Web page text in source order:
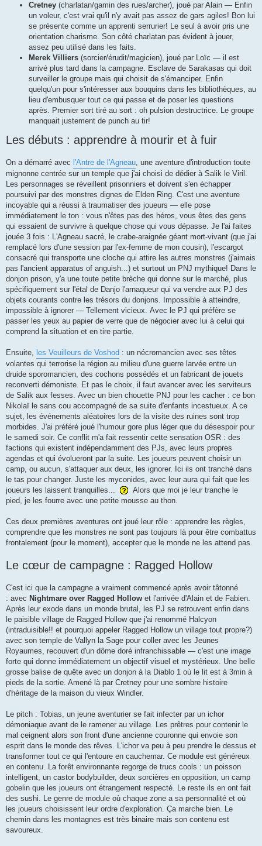
Cretney (charlatan/gamin des rues/archer), joué par Alain — Enfin
un voleur, c'est vrai qu'il n'y avait pas assez de gars agiles! Bon lui
se présente comme un apprenti serrurier! Le seul à avoir pris une
orientation charisme. Son côté charlatan pas évident à jouer,
assez peu utilisé dans les faits.
Merek Villiers (sorcier/érudit/magicien), joué par Loïc — il est
arrivé plus tard dans la campagne. Esclave de Sarakasas qui doit
surveiller le groupe mais qui choisit de s'émanciper. Enfin
quelqu'un pour s'intéresser aux bouquins dans les bibliothèques, au
lieu d'embusquer tout ce qui passe et de poser les questions
après. Premier sort tiré au sort : oh pulsion destructrice. Le groupe
manquait justement de punch au tir!
Les débuts : apprendre à mourir et à fuir
On a démarré avec l'Antre de l'Agneau, une aventure d'introduction toute
mignonne centrée sur un temple que j'ai choisi de dédier à Salik le Viril.
Les personnages se réveillent prisonniers et doivent s'en échapper
poursuivi par des monstres dignes de Elden Ring. C'est une aventure
incoyable qui a réussi à traumatiser des joueurs — elle pose
immédiatement le ton : vous n'êtes pas des héros, vous êtes des gens
qui essaient de survivre à quelque chose qui vous dépasse. Je l'ai faites
jouée 3 fois : L'Agneau sacré, le crabe-araignée géant mort-vivant (que j'ai
remplacé lors d'une session par l'ex-femme de mon cousin), l'escargot
consacré qui transporte une cloche qui attire les autres monstres (j'aimais
pas l'ancient apparatus of anguish...) et surtout un PNJ mythique! Dans le
donjon prison, y'a une toute petite brèche qui donne sur le marché, plus
spécifiquement sur l'étal de Danjo l'arnaqueur qui va vendre aux PJ des
objets courants contre les trésors du donjons. Impossible à atteindre,
impossible à ignorer — Tellement vicieux. Avec le PJ qui préfère se
passer les yeux au papier de verre que de négocier avec lui à celui qui
comprend la situation et en tire partie.
Ensuite, les Veuilleurs de Voshod : un nécromancien avec ses têtes
volantes qui terrorise la région au milieu d'une guerre larvée entre un
druide sporomancien, des cochons possédés et un fabricant de jouets
reconverti démoniste. Et pas le choix, il faut avancer avec les serviteurs
de Salik aux fesses. Avec un bien chouette PNJ pour les cacher : ce bon
Nikolaï le sans cou accompagné de sa suite d'enfants incestueux. A ce
sujet, les événements aléatoires lors de la visite des ruines sont trop
morbides. J'ai préféré joué l'humour gore plus léger que du désespoir pour
le samedi soir. Ce conflit m'a fait ressentir cette sensation OSR : des
factions qui existent indépendamment des PJs, avec leurs propres
agendas et qui évolueront par la suite. Les joueurs peuvent choisir un
camp, ou aucun, s'attaquer aux deux, les ignorer. Ici ils ont tranché dans
le tas pour changer. Juste les myconides, avec leur aura qui fait que les
joueurs les laissent tranquilles...
Alors que moi je leur tranche le
pied, je les fourre avec une petite mousse au thon.
Ces deux premières aventures ont joué leur rôle : apprendre les règles,
comprendre que les monstres ne sont pas toujours là pour être combattus
frontalement (pour le moment), accepter que le monde ne les attend pas.
Le cœur de campagne : Ragged Hollow
C'est ici que la campagne a vraiment commencé après avoir tâtonné
: avec Nightmare over Ragged Hollow et l'arrivée d'Alain et de Fabien.
Après leur exode dans un monde brutal, les PJ se retrouvent enfin dans
le paisible village de Ragged Hollow que j'ai renommé Halcyon
(intraduisible!! et pourquoi appeler Ragged Hollow un village tout propre?)
avec son temple de Vallyn la Sage pour coller avec les Jeunes
Royaumes, recouvert d'un dôme doré infranchissable — c'est une image
forte qui donne immédiatement un objectif visuel et mystérieux. Une belle
grosse balise de quête avec un donjon à la Diablo 1 où le lit est à 3min à
pieds de la sortie. Amené là par Cretney pour une sombre histoire
d'héritage de la maison du vieux Windler.
Le pitch : Tobias, un jeune aventurier se fait infecter par un ichor
démoniaque avant de le ramener au village. Les prêtres pour contenir le
mal ceignent alors son front d'une ancienne couronne qui envoie son
esprit dans le monde des rêves. L'ichor va peu à peu prendre le dessus et
transformer tout ce qui l'entoure en cauchemar. Ce module est généreux
en contenu. La forêt environnante regorge de trucs cools : un poisson
intelligent, un castor bodybuilder, deux sorcières en opposition, un camp
gobelin que les joueurs ont étrangement respecté. Le reste ils en ont fait
des sushi. Le genre de module où chaque zone a sa personnalité et où
les joueurs choisissent leur ordre d'exploration. Ça marche bien. Le
chemin dans les montagnes est très binaire mais son contenu est
savoureux.